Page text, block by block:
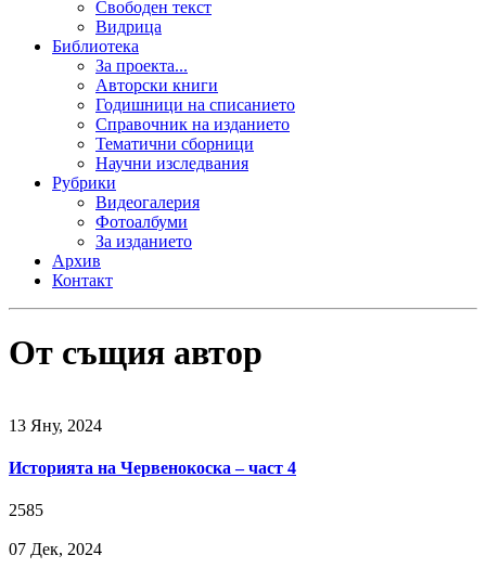
Свободен текст
Видрица
Библиотека
За проекта...
Авторски книги
Годишници на списанието
Справочник на изданието
Тематични сборници
Научни изследвания
Рубрики
Видеогалерия
Фотоалбуми
За изданието
Архив
Контакт
От същия автор
13 Яну, 2024
Историята на Червенокоска – част 4
2585
07 Дек, 2024